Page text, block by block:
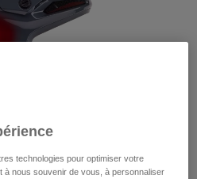
Vests
technologies pour optimiser votre
à nous souvenir de vous, à personnaliser